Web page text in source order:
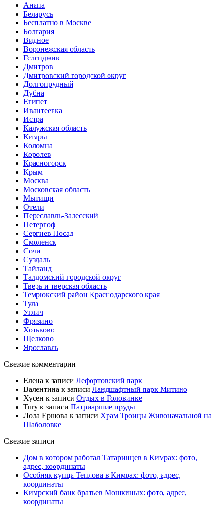
Анапа
Беларусь
Бесплатно в Москве
Болгария
Видное
Воронежская область
Геленджик
Дмитров
Дмитровский городской округ
Долгопрудный
Дубна
Египет
Ивантеевка
Истра
Калужская область
Кимры
Коломна
Королев
Красногорск
Крым
Москва
Московская область
Мытищи
Отели
Переславль-Залесский
Петергоф
Сергиев Посад
Смоленск
Сочи
Суздаль
Тайланд
Талдомский городской округ
Тверь и тверская область
Темрюкский район Краснодарского края
Тула
Углич
Фрязино
Хотьково
Щелково
Ярославль
Свежие комментарии
Елена к записи Лефортовский парк
Валентина к записи Ландшафтный парк Митино
Хусен к записи Отдых в Головинке
Tury к записи Патриаршие пруды
Лола Ершова к записи Храм Троицы Живоначальной на
Шаболовке
Свежие записи
Дом в котором работал Татаринцев в Кимрах: фото,
адрес, координаты
Особняк купца Теплова в Кимрах: фото, адрес,
координаты
Кимрский банк братьев Мошкиных: фото, адрес,
координаты